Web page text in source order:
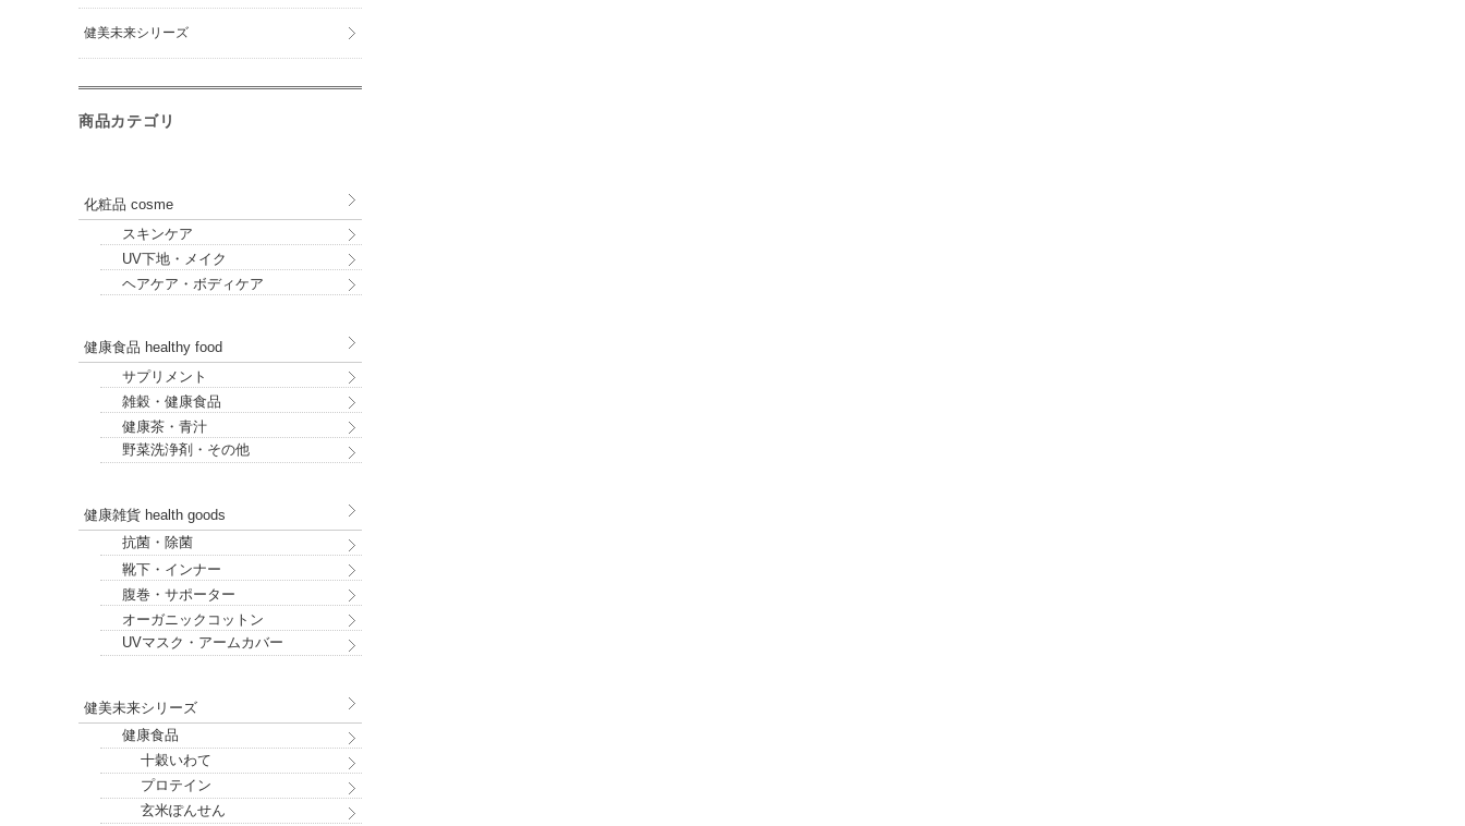
健美未来シリーズ
商品カテゴリ
化粧品 cosme
スキンケア
UV下地・メイク
ヘアケア・ボディケア
健康食品 healthy food
サプリメント
雑穀・健康食品
健康茶・青汁
野菜洗浄剤・その他
健康雑貨 health goods
抗菌・除菌
靴下・インナー
腹巻・サポーター
オーガニックコットン
UVマスク・アームカバー
健美未来シリーズ
健康食品
十穀いわて
プロテイン
玄米ぽんせん